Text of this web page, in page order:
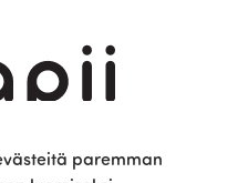
paremman